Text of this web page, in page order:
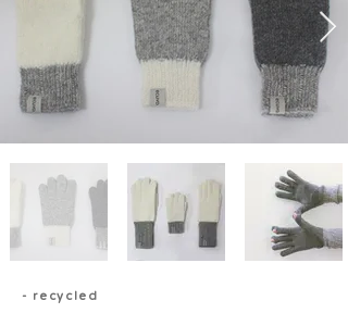
- recycled